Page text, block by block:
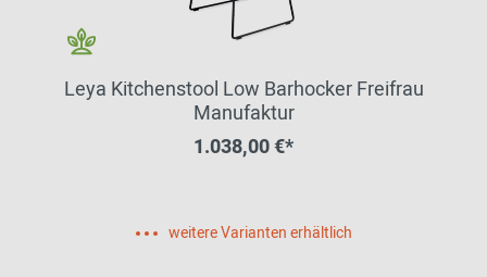
Leya Kitchenstool Low Barhocker Freifrau
Manufaktur
1.038,00 €*
weitere Varianten erhältlich